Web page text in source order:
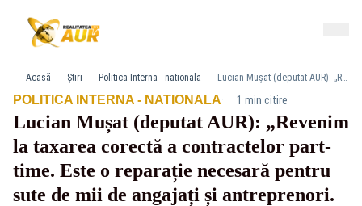
Acasă Știri Politica Interna - nationala Lucian Mușat (deputat AUR): „Revenim la taxarea corectă a contractelor part-time. Este o reparație necesară pentru sute de mii de angajați și antreprenori. Așteptăm votul din plenul Camerei Deputaților pentru a face dreptate”
POLITICA INTERNA - NATIONALA· 1 min citire
Lucian Mușat (deputat AUR): „Revenim
la taxarea corectă a contractelor part-
time. Este o reparație necesară pentru
sute de mii de angajați și antreprenori.